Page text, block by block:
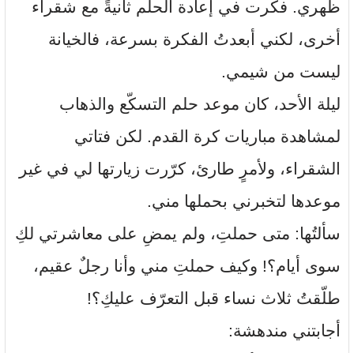
ظهري. فكّرت في إعادة الحلم ثانيةً مع شقراء
أخرى، لكني أبعدتُ الفكرة بسرعة، فالخيانة
ليست من شيمي.
ليلة الأحد، كان موعد حلم التسكّع والذهاب
لمشاهدة مباريات كرة القدم. لكن فتاتي
الشقراء، ولأمرٍ طارئ، كرّرت زيارتها لي في غير
موعدها لتخبرني بحملها مني.
سألتُها: متى حملتِ، ولم يمضِ على معاشرتي لكِ
سوى أيام؟! وكيف حملتِ مني وأنا رجلٌ عقيم،
طلّقتُ ثلاث نساء قبل التعرّف عليكِ؟!
أجابتني مندهشة: